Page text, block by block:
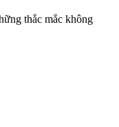
thắc mắc không